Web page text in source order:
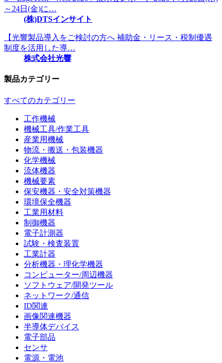
～24日(金)に…
(株)DTSインサイト
【光響製品導入をご検討の方へ 補助金・リース・税制優遇
制度を活用した導…
株式会社光響
製品カテゴリー
すべてのカテゴリー
工作機械
機械工具/作業工具
産業用機械
物流・搬送・包装機器
化学機械
流体機器
機械要素
保安機器・安全対策機器
環境保全機器
工業用材料
制御機器
電子計測器
試験・検査装置
工業計器
分析機器・理化学機器
コンピューター/周辺機器
ソフトウェア/開発ツール
ネットワーク/通信
ID関連
画像関連機器
半導体デバイス
電子部品
センサ
電源・電池